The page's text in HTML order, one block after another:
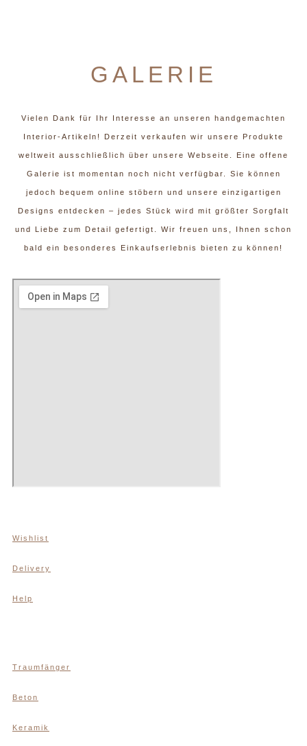
GALERIE
Vielen Dank für Ihr Interesse an unseren handgemachten
Interior-Artikeln! Derzeit verkaufen wir unsere Produkte
weltweit ausschließlich über unsere Webseite. Eine offene
Galerie ist momentan noch nicht verfügbar. Sie können
jedoch bequem online stöbern und unsere einzigartigen
Designs entdecken – jedes Stück wird mit größter Sorgfalt
und Liebe zum Detail gefertigt. Wir freuen uns, Ihnen schon
bald ein besonderes Einkaufserlebnis bieten zu können!
Wishlist
Delivery
Help
Traumfänger
Beton
Keramik